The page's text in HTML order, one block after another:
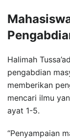
Halimah
pengabdian
memberikan
mencari ilmu
ayat 1-5.
“Penyampaian